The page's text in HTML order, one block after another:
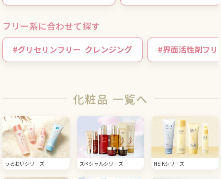
フリー系に合わせて探す
#グリセリンフリー クレンジング #界面活性剤フリ
化粧品 一覧へ
うるおいシリーズ スペシャルシリーズ NS-Kシリーズ